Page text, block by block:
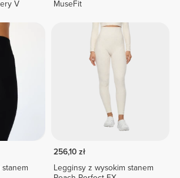
V
MuseFit
256,10 zł
Legginsy z wysokim stanem